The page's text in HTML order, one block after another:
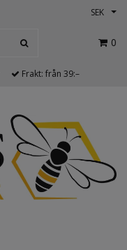
SEK
0
Frakt: från 39:–